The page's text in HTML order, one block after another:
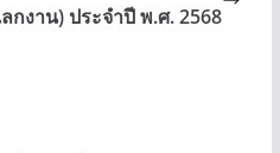
กงาน) ประจำปี พ.ศ. 2568